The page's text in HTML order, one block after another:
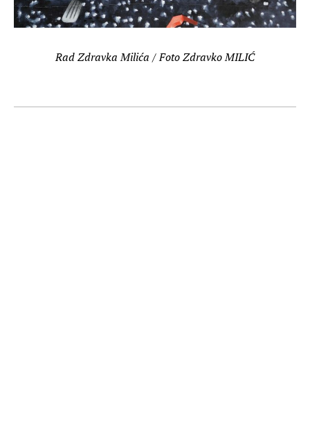
Rad Zdravka Milića / Foto Zdravko MILIĆ